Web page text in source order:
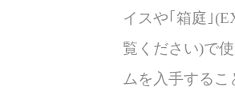
イスや｢箱庭｣
覧ください)で
ムを入手する